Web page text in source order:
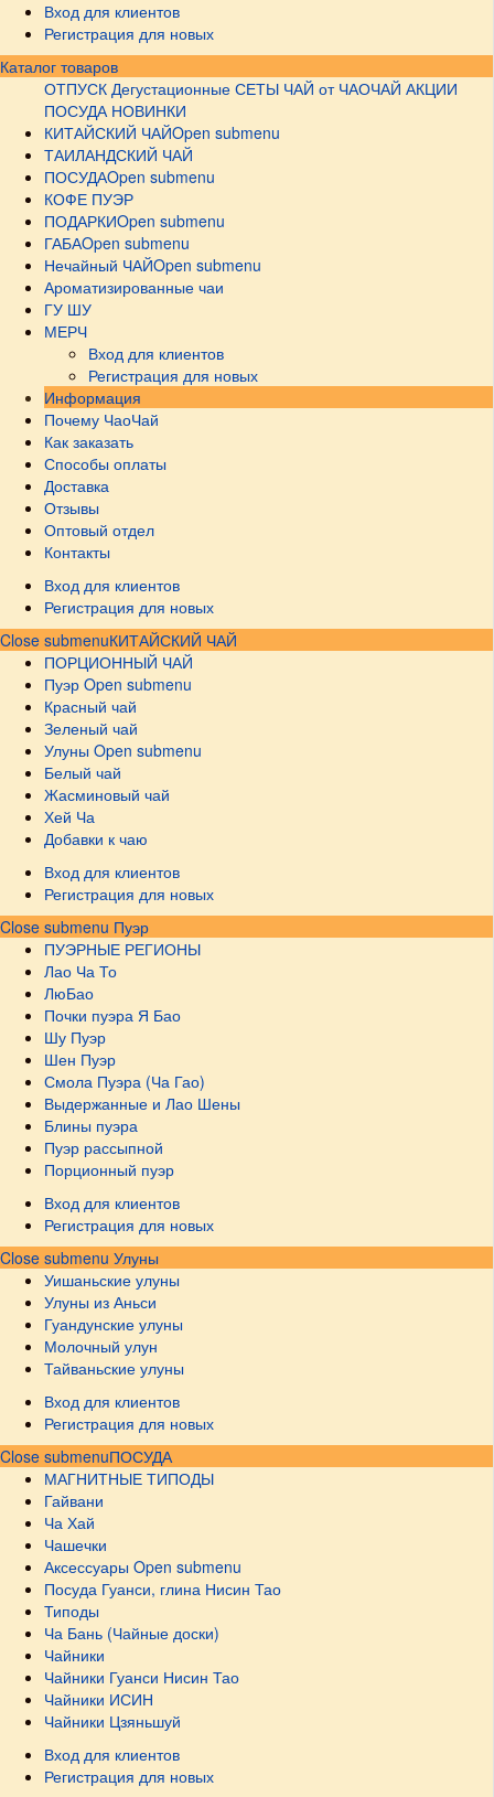
Вход для клиентов
Регистрация для новых
Каталог товаров
ОТПУСК Дегустационные СЕТЫ ЧАЙ от ЧАОЧАЙ АКЦИИ
ПОСУДА НОВИНКИ
КИТАЙСКИЙ ЧАЙOpen submenu
ТАИЛАНДСКИЙ ЧАЙ
ПОСУДАOpen submenu
КОФЕ ПУЭР
ПОДАРКИOpen submenu
ГАБАOpen submenu
Нечайный ЧАЙOpen submenu
Ароматизированные чаи
ГУ ШУ
МЕРЧ
Вход для клиентов
Регистрация для новых
Информация
Почему ЧаоЧай
Как заказать
Способы оплаты
Доставка
Отзывы
Оптовый отдел
Контакты
Вход для клиентов
Регистрация для новых
Close submenuКИТАЙСКИЙ ЧАЙ
ПОРЦИОННЫЙ ЧАЙ
Пуэр Open submenu
Красный чай
Зеленый чай
Улуны Open submenu
Белый чай
Жасминовый чай
Хей Ча
Добавки к чаю
Вход для клиентов
Регистрация для новых
Close submenu Пуэр
ПУЭРНЫЕ РЕГИОНЫ
Лао Ча То
ЛюБао
Почки пуэра Я Бао
Шу Пуэр
Шен Пуэр
Смола Пуэра (Ча Гао)
Выдержанные и Лао Шены
Блины пуэра
Пуэр рассыпной
Порционный пуэр
Вход для клиентов
Регистрация для новых
Close submenu Улуны
Уишаньские улуны
Улуны из Аньси
Гуандунские улуны
Молочный улун
Тайваньские улуны
Вход для клиентов
Регистрация для новых
Close submenuПОСУДА
МАГНИТНЫЕ ТИПОДЫ
Гайвани
Ча Хай
Чашечки
Аксессуары Open submenu
Посуда Гуанси, глина Нисин Тао
Типоды
Ча Бань (Чайные доски)
Чайники
Чайники Гуанси Нисин Тао
Чайники ИСИН
Чайники Цзяньшуй
Вход для клиентов
Регистрация для новых